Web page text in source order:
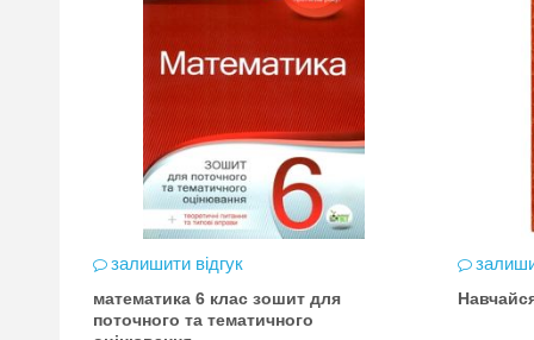
залишити відгук
математика 6 клас зошит для
поточного та тематичного